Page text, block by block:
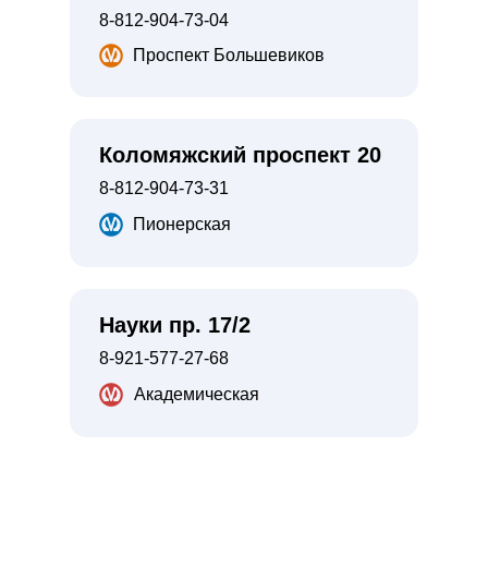
Коломяжский проспект 20
Науки пр. 17/2
8-812-904-73-31
8-812-904-73-04
8-921-577-27-68
Пионерская
Проспект Большевиков
Академическая